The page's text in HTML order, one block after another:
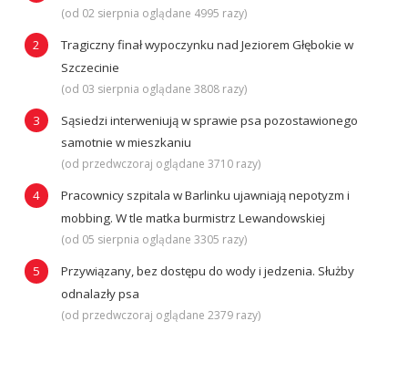
(od 02 sierpnia oglądane 4995 razy)
Tragiczny finał wypoczynku nad Jeziorem Głębokie w
Szczecinie
(od 03 sierpnia oglądane 3808 razy)
Sąsiedzi interweniują w sprawie psa pozostawionego
samotnie w mieszkaniu
(od przedwczoraj oglądane 3710 razy)
Pracownicy szpitala w Barlinku ujawniają nepotyzm i
mobbing. W tle matka burmistrz Lewandowskiej
(od 05 sierpnia oglądane 3305 razy)
Przywiązany, bez dostępu do wody i jedzenia. Służby
odnalazły psa
(od przedwczoraj oglądane 2379 razy)